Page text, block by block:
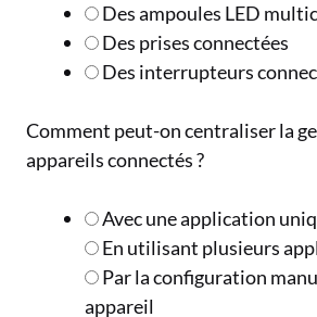
Des ampoules LED
Des prises connectées
Des interrupteurs
Comment peut-on centraliser la
appareils connectés ?
Avec une application
En utilisant plusieurs
Par la configuration
appareil